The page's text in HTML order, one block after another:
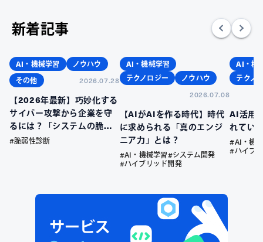
新着記事
AI・機械学習
ノウハウ
その他
2026.07.28
【2026年最新】巧妙化する
サイバー攻撃から企業を守
るには？「システムの脆弱
性」を放置するリスクと、
#脆弱性診断
AI・機械学習
テクノロジー
ノウハウ
2026.07.08
【AIがAIを作る時代】時代
に求められる「真のエンジ
ニア力」とは？
#AI・機械学習#システム開発
#ハイブリッド開発
AI・機
テクノ
AI活用
れてい
#AI・機
#ハイブ